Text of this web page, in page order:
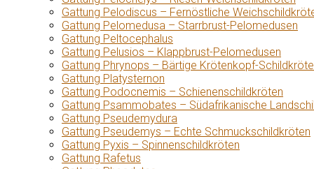
Gattung Pelodiscus – Fernöstliche
Gattung Pelomedusa – Starrbrust-Pelomedusen
Gattung Peltocephalus
Gattung Pelusios – Klappbrust-Pelomedusen
Gattung Phrynops – Bärtige Krötenkopf-
Gattung Platysternon
Gattung Podocnemis – Schienenschildkröten
Gattung Psammobates – Südafrikanische
Gattung Pseudemydura
Gattung Pseudemys – Echte Schmuckschildkröten
Gattung Pyxis – Spinnenschildkröten
Gattung Rafetus